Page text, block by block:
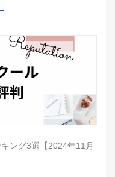
ング3選【2024年11月